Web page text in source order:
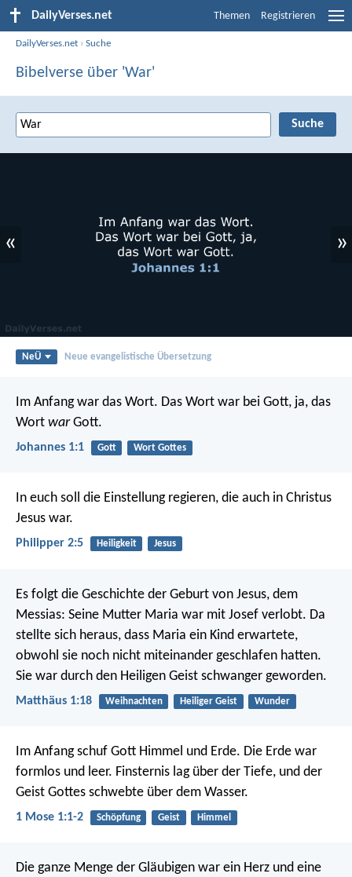
DailyVerses.net Themen Registrieren
DailyVerses.net ›Suche
Bibelverse über 'War'
« »
NeÜ Neue evangelistische Übersetzung
Im Anfang war das Wort. Das Wort war bei Gott, ja, das
Wort warGott.
Johannes 1:1 Gott Wort Gottes
In euch soll die Einstellung regieren, die auch in Christus
Jesus war.
Philipper 2:5 Heiligkeit Jesus
Es folgt die Geschichte der Geburt von Jesus, dem
Messias: Seine Mutter Maria war mit Josef verlobt. Da
stellte sich heraus, dass Maria ein Kind erwartete,
obwohl sie noch nicht miteinander geschlafen hatten.
Sie war durch den Heiligen Geist schwanger geworden.
Matthäus 1:18 Weihnachten Heiliger Geist Wunder
Im Anfang schuf Gott Himmel und Erde. Die Erde war
formlos und leer. Finsternis lag über der Tiefe, und der
Geist Gottes schwebte über dem Wasser.
1 Mose 1:1-2 Schöpfung Geist Himmel
Die ganze Menge der Gläubigen war ein Herz und eine